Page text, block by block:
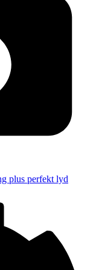
plus perfekt lyd